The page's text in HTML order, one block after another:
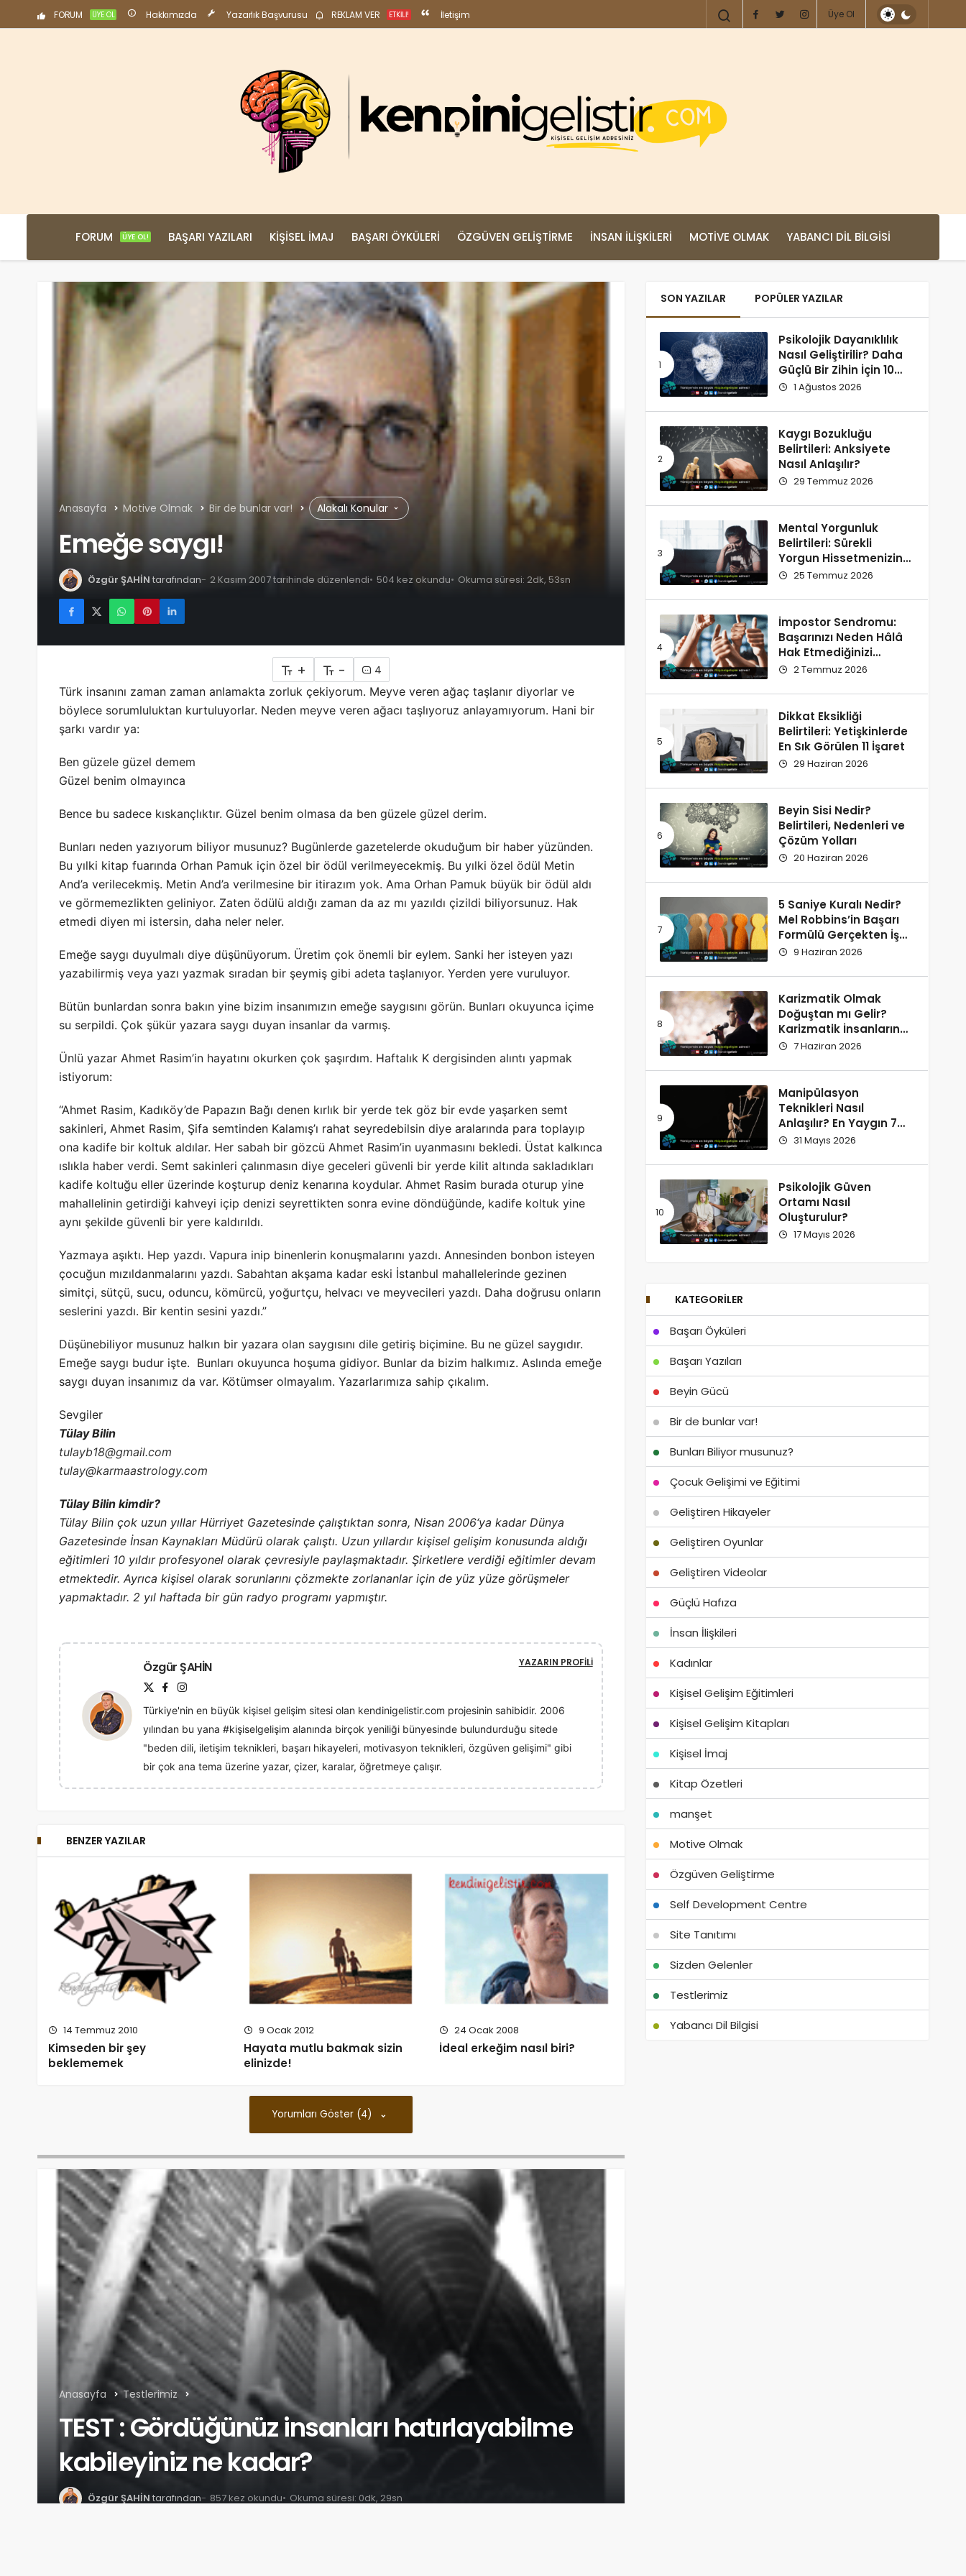
FORUM ÜYE OL Hakkımızda Yazarlık Başvurusu REKLAM VER ETKILI! İletişim Üye Ol
FORUM ÜYE OL! BAŞARI YAZILARI KIŞISEL İMAJ BAŞARI ÖYKÜLERI ÖZGÜVEN GELIŞTIRME İNSAN İLIŞKILERI MOTIVE OLMAK YABANCI DIL BILGISI
Anasayfa Motive Olmak Bir de bunlar var! Alakalı Konular
Emeğe saygı!
Özgür ŞAHİN tarafından 2 Kasım 2007 tarihinde düzenlendi 504 kez okundu Okuma süresi: 2dk, 53sn
+ -
4
Türk insanını zaman zaman anlamakta zorluk çekiyorum. Meyve veren ağaç taşlanır diyorlar ve
böylece sorumluluktan kurtuluyorlar. Neden meyve veren ağacı taşlıyoruz anlayamıyorum. Hani bir
şarkı vardır ya:
Ben güzele güzel demem
Güzel benim olmayınca
Bence bu sadece kıskançlıktır. Güzel benim olmasa da ben güzele güzel derim.
Bunları neden yazıyorum biliyor musunuz? Bugünlerde gazetelerde okuduğum bir haber yüzünden.
Bu yılki kitap fuarında Orhan Pamuk için özel bir ödül verilmeyecekmiş. Bu yılki özel ödül Metin
And’a verilecekmiş. Metin And’a verilmesine bir itirazım yok. Ama Orhan Pamuk büyük bir ödül aldı
ve görmemezlikten geliniyor. Zaten ödülü aldığı zaman da az mı yazıldı çizildi biliyorsunuz. Hak
etmedi diyen mi istersin, daha neler neler.
Emeğe saygı duyulmalı diye düşünüyorum. Üretim çok önemli bir eylem. Sanki her isteyen yazı
yazabilirmiş veya yazı yazmak sıradan bir şeymiş gibi adeta taşlanıyor. Yerden yere vuruluyor.
Bütün bunlardan sonra bakın yine bizim insanımızın emeğe saygısını görün. Bunları okuyunca içime
su serpildi. Çok şükür yazara saygı duyan insanlar da varmış.
Ünlü yazar Ahmet Rasim’in hayatını okurken çok şaşırdım. Haftalık K dergisinden alıntı yapmak
istiyorum:
“Ahmet Rasim, Kadıköy’de Papazın Bağı denen kırlık bir yerde tek göz bir evde yaşarken semt
sakinleri, Ahmet Rasim, Şifa semtinden Kalamış’ı rahat seyredebilsin diye aralarında para toplayıp
ona kadife bir koltuk aldılar. Her sabah bir gözcü Ahmet Rasim’in uyanmasını bekledi. Üstat kalkınca
ıslıkla haber verdi. Semt sakinleri çalınmasın diye geceleri güvenli bir yerde kilit altında sakladıkları
kadife koltuğu eller üzerinde koşturup deniz kenarına koydular. Ahmet Rasim burada oturup yine
mahallelinin getirdiği kahveyi içip denizi seyrettikten sonra evine döndüğünde, kadife koltuk yine
aynı şekilde güvenli bir yere kaldırıldı.
Yazmaya aşıktı. Hep yazdı. Vapura inip binenlerin konuşmalarını yazdı. Annesinden bonbon isteyen
çocuğun mızıldanmalarını yazdı. Sabahtan akşama kadar eski İstanbul mahallelerinde gezinen
simitçi, sütçü, sucu, oduncu, kömürcü, yoğurtçu, helvacı ve meyvecileri yazdı. Daha doğrusu onların
seslerini yazdı. Bir kentin sesini yazdı.”
Düşünebiliyor musunuz halkın bir yazara olan saygısını dile getiriş biçimine. Bu ne güzel saygıdır.
Emeğe saygı budur işte. Bunları okuyunca hoşuma gidiyor. Bunlar da bizim halkımız. Aslında emeğe
saygı duyan insanımız da var. Kötümser olmayalım. Yazarlarımıza sahip çıkalım.
Sevgiler
Tülay Bilin
tulayb18@gmail.com
tulay@karmaastrology.com
Tülay Bilin kimdir?
Tülay Bilin çok uzun yıllar Hürriyet Gazetesinde çalıştıktan sonra, Nisan 2006‘ya kadar Dünya
Gazetesinde İnsan Kaynakları Müdürü olarak çalıştı. Uzun yıllardır kişisel gelişim konusunda aldığı
eğitimleri 10 yıldır profesyonel olarak çevresiyle paylaşmaktadır. Şirketlere verdiği eğitimler devam
etmektedir. Ayrıca kişisel olarak sorunlarını çözmekte zorlananlar için de yüz yüze görüşmeler
yapmaktadır. 2 yıl haftada bir gün radyo programı yapmıştır.
Özgür ŞAHİN
Türkiye'nin en büyük kişisel gelişim sitesi olan kendinigelistir.com projesinin sahibidir. 2006
yılından bu yana #kişiselgelişim alanında birçok yeniliği bünyesinde bulundurduğu sitede
"beden dili, iletişim teknikleri, başarı hikayeleri, motivasyon teknikleri, özgüven gelişimi" gibi
bir çok ana tema üzerine yazar, çizer, karalar, öğretmeye çalışır.
YAZARIN PROFILI
BENZER YAZILAR
14 Temmuz 2010
Kimseden bir şey
beklememek
9 Ocak 2012
Hayata mutlu bakmak sizin
elinizde!
24 Ocak 2008
İdeal erkeğim nasıl biri?
Yorumları Göster (4)
Anasayfa Testlerimiz
TEST : Gördüğünüz insanları hatırlayabilme
kabileyiniz ne kadar?
Özgür ŞAHİN tarafından 857 kez okundu Okuma süresi: 0dk, 29sn
SON YAZILAR POPÜLER YAZILAR
Psikolojik Dayanıklılık
Nasıl Geliştirilir? Daha
Güçlü Bir Zihin İçin 10
Alışkanlık
1 Ağustos 2026
Kaygı Bozukluğu
Belirtileri: Anksiyete
Nasıl Anlaşılır?
29 Temmuz 2026
Mental Yorgunluk
Belirtileri: Sürekli
Yorgun Hissetmenizin
12 Olası Nedeni
25 Temmuz 2026
İmpostor Sendromu:
Başarınızı Neden Hâlâ
Hak Etmediğinizi
Düşünüyorsunuz?
2 Temmuz 2026
Dikkat Eksikliği
Belirtileri: Yetişkinlerde
En Sık Görülen 11 İşaret
29 Haziran 2026
Beyin Sisi Nedir?
Belirtileri, Nedenleri ve
Çözüm Yolları
20 Haziran 2026
5 Saniye Kuralı Nedir?
Mel Robbins’in Başarı
Formülü Gerçekten İşe
Yarıyor
9 Haziran 2026
Karizmatik Olmak
Doğuştan mı Gelir?
Karizmatik İnsanların
Ortak Özellikleri
7 Haziran 2026
Manipülasyon
Teknikleri Nasıl
Anlaşılır? En Yaygın 7
İşaret
31 Mayıs 2026
Psikolojik Güven
Ortamı Nasıl
Oluşturulur?
17 Mayıs 2026
KATEGORILER
Başarı Öyküleri
Başarı Yazıları
Beyin Gücü
Bir de bunlar var!
Bunları Biliyor musunuz?
Çocuk Gelişimi ve Eğitimi
Geliştiren Hikayeler
Geliştiren Oyunlar
Geliştiren Videolar
Güçlü Hafıza
İnsan İlişkileri
Kadınlar
Kişisel Gelişim Eğitimleri
Kişisel Gelişim Kitapları
Kişisel İmaj
Kitap Özetleri
manşet
Motive Olmak
Özgüven Geliştirme
Self Development Centre
Site Tanıtımı
Sizden Gelenler
Testlerimiz
Yabancı Dil Bilgisi